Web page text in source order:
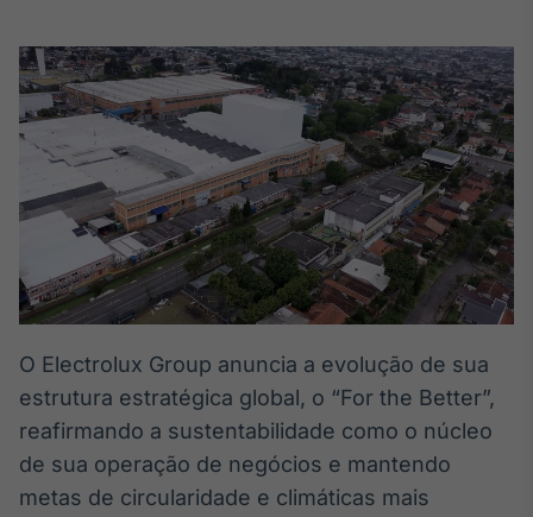
Broadcast
White Label
Plataforma para
conteúdos
personalizados
Soluções de Dados
e Conteúdos
Broadcast
OTC
Plataforma para
ativos
Datafeed
APIs para
O Electrolux Group anuncia a evolução de sua
estrutura estratégica global, o “For the Better”,
reafirmando a sustentabilidade como o núcleo
de sua operação de negócios e mantendo
metas de circularidade e climáticas mais